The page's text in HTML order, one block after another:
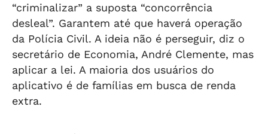
“criminalizar” a suposta “concorrência
desleal”. Garantem até que haverá operação
da Polícia Civil. A ideia não é perseguir, diz o
secretário de Economia, André Clemente, mas
aplicar a lei. A maioria dos usuários do
aplicativo é de famílias em busca de renda
extra.